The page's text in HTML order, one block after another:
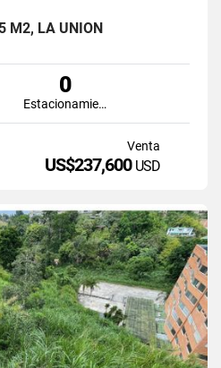
M2, LA UNIÓN
0
Estacionamiento
Venta
US$237,600 USD